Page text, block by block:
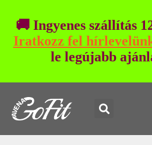
🚚 Ingyenes szállítás
Iratkozz fel
le legújabb